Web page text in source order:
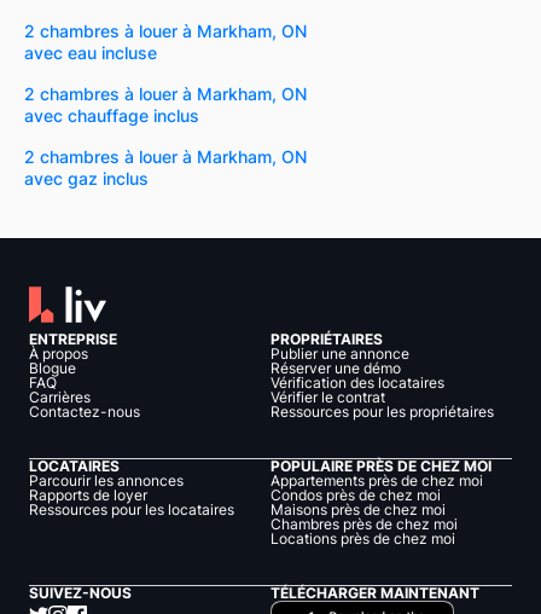
2 chambres à louer à Markham, ON
avec eau incluse
2 chambres à louer à Markham, ON
avec chauffage inclus
2 chambres à louer à Markham, ON
avec gaz inclus
ENTREPRISE
À propos
Blogue
FAQ
Carrières
Contactez-nous
PROPRIÉTAIRES
Publier une annonce
Réserver une démo
Vérification des locataires
Vérifier le contrat
Ressources pour les propriétaires
LOCATAIRES
Parcourir les annonces
Rapports de loyer
Ressources pour les locataires
POPULAIRE PRÈS DE CHEZ MOI
Appartements près de chez moi
Condos près de chez moi
Maisons près de chez moi
Chambres près de chez moi
Locations près de chez moi
SUIVEZ-NOUS TÉLÉCHARGER MAINTENANT